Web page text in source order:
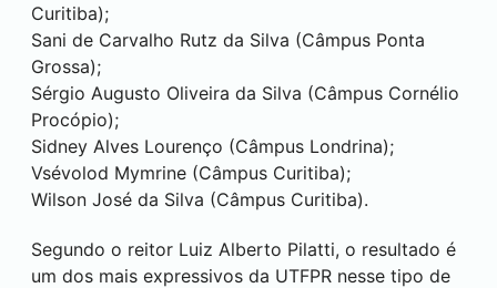
Curitiba);
Sani de Carvalho Rutz da Silva (Câmpus Ponta
Grossa);
Sérgio Augusto Oliveira da Silva (Câmpus Cornélio
Procópio);
Sidney Alves Lourenço (Câmpus Londrina);
Vsévolod Mymrine (Câmpus Curitiba);
Wilson José da Silva (Câmpus Curitiba).
Segundo o reitor Luiz Alberto Pilatti, o resultado é
um dos mais expressivos da UTFPR nesse tipo de